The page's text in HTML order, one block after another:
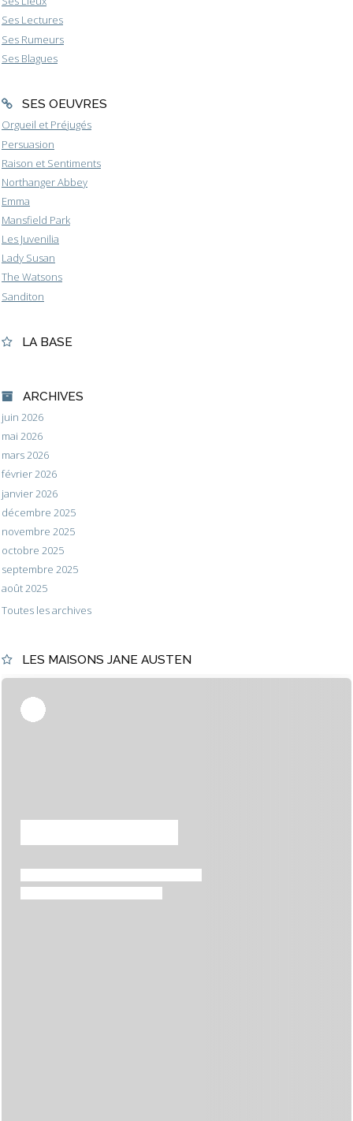
Ses Lectures
Ses Rumeurs
Ses Blagues
SES OEUVRES
Orgueil et Préjugés
Persuasion
Raison et Sentiments
Northanger Abbey
Emma
Mansfield Park
Les Juvenilia
Lady Susan
The Watsons
Sanditon
LA BASE
ARCHIVES
juin 2026
mai 2026
mars 2026
février 2026
janvier 2026
décembre 2025
novembre 2025
octobre 2025
septembre 2025
août 2025
Toutes les archives
LES MAISONS JANE AUSTEN